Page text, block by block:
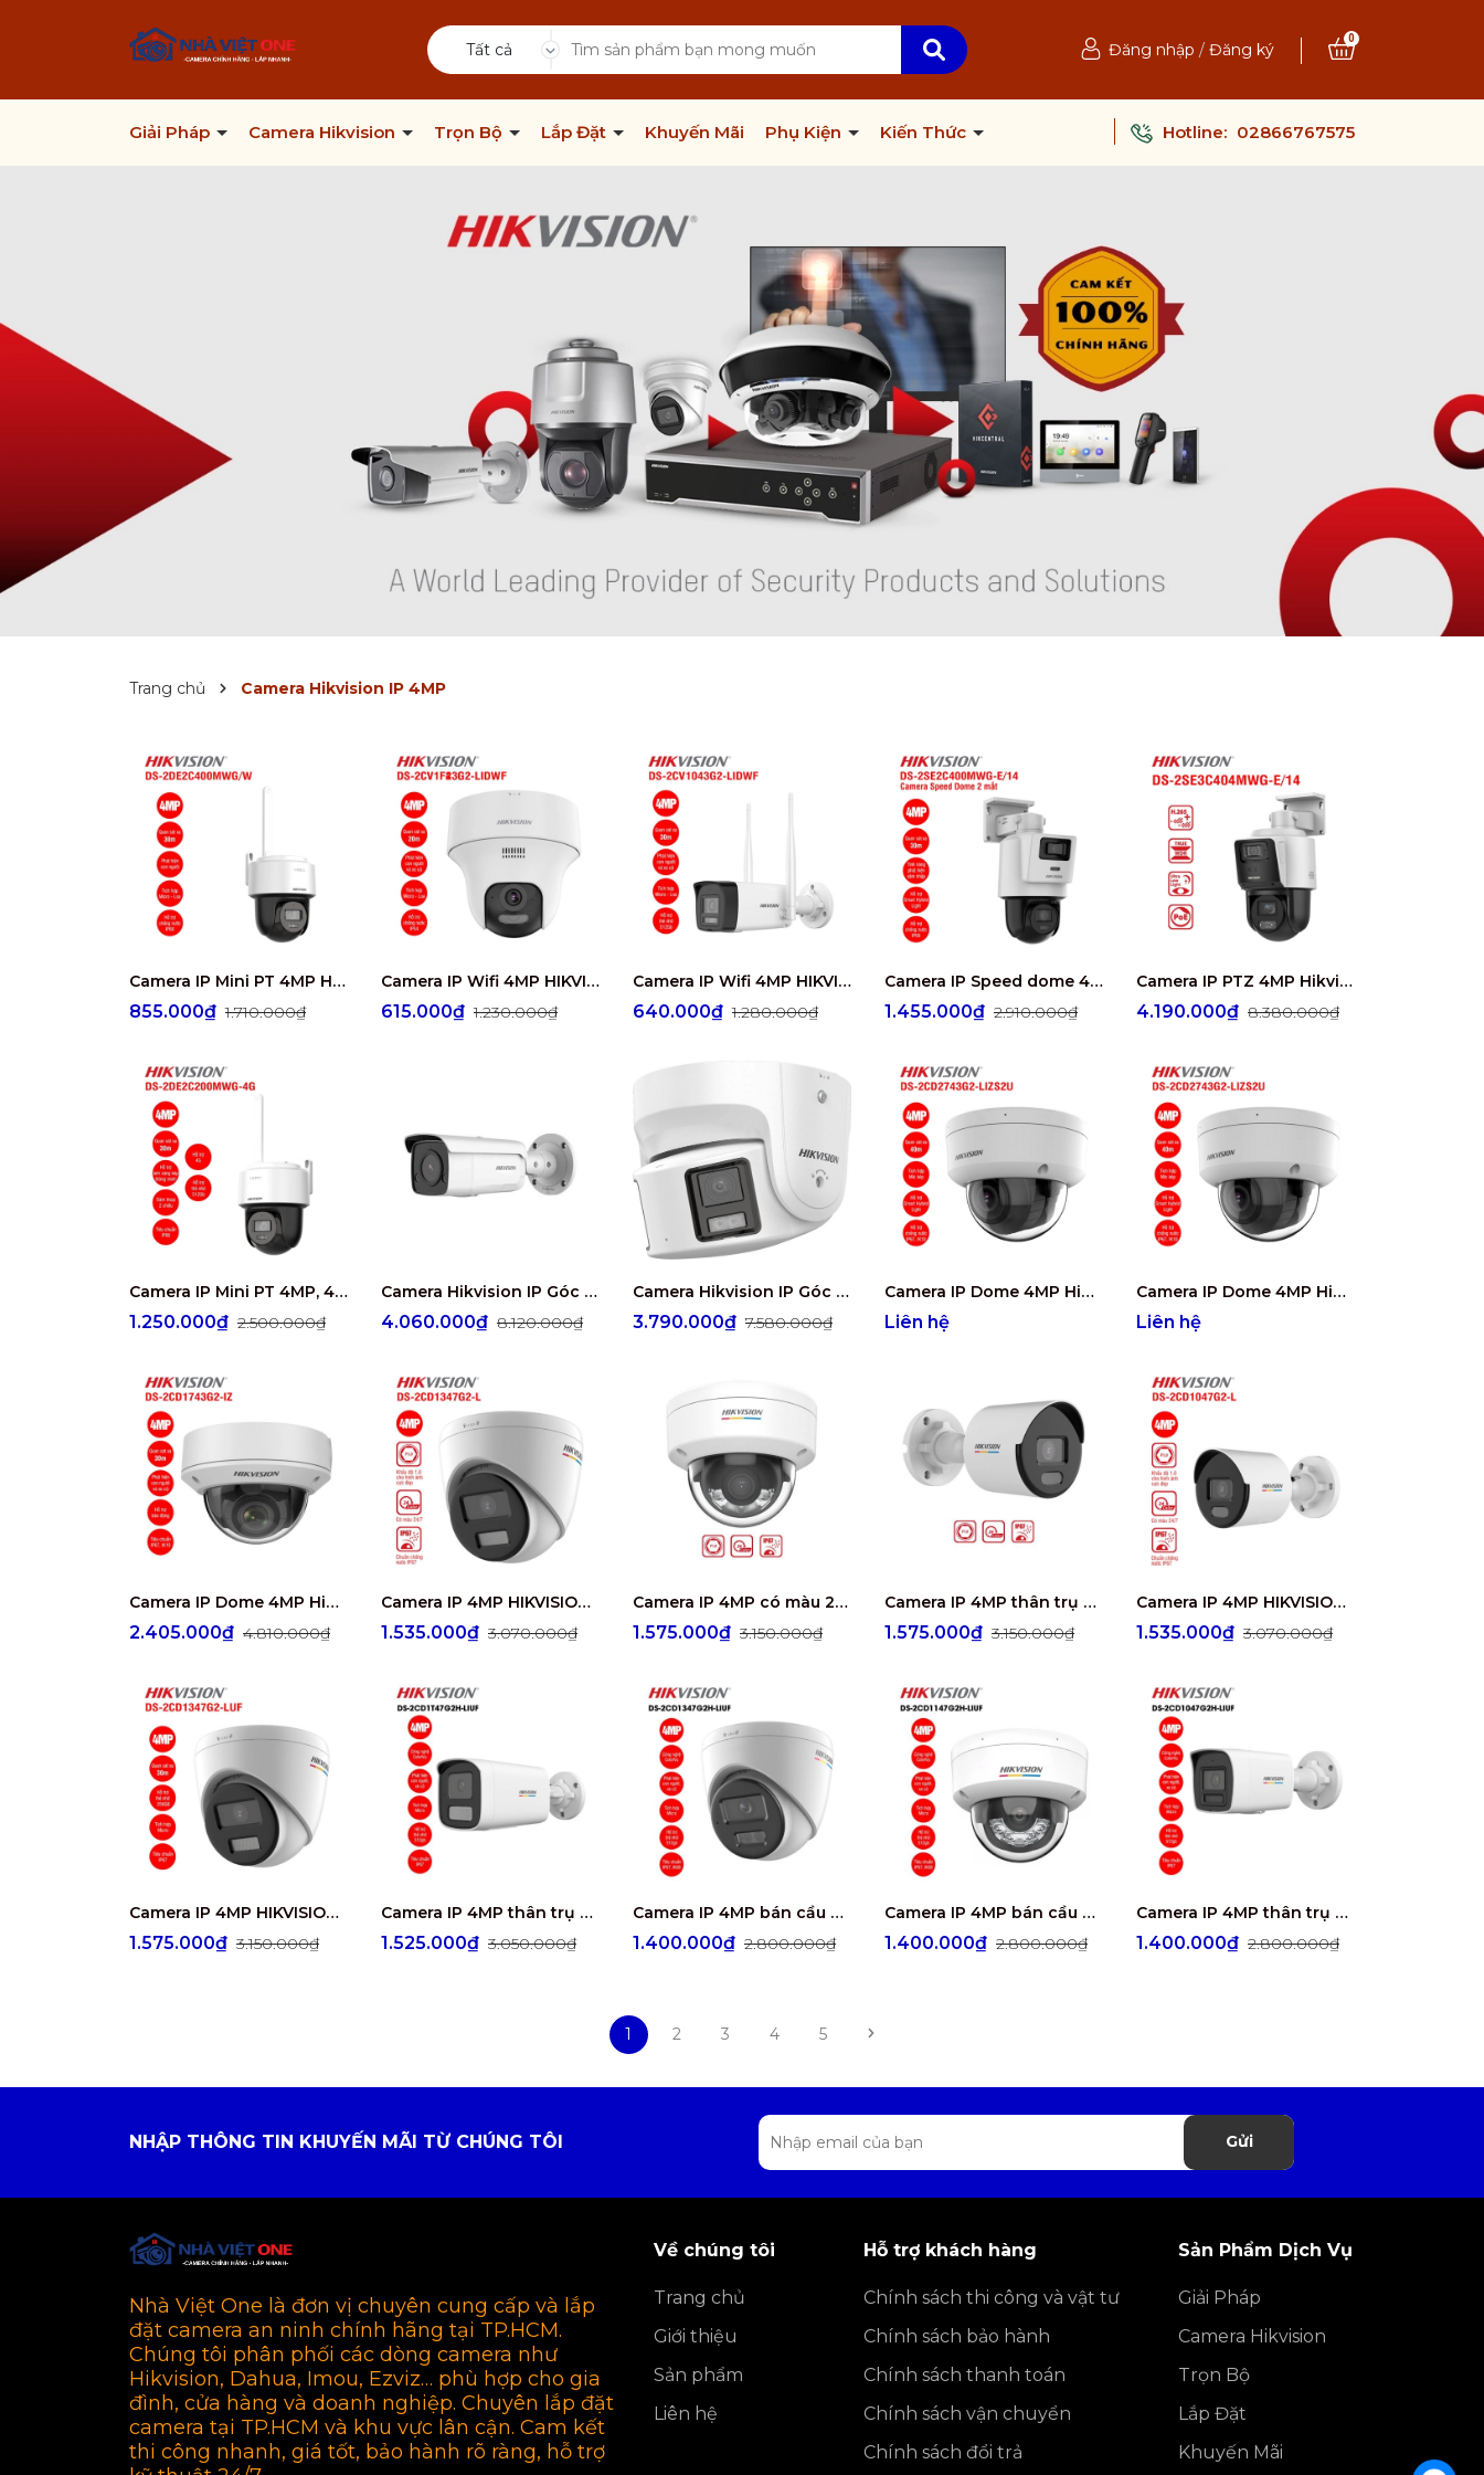
Tất cả Đăng nhập / Đăng ký
0
Giải Pháp Camera Hikvision Trọn Bộ Lắp Đặt Khuyến Mãi Phụ Kiện Kiến Thức Hotline: 02866767575
Trang chủ Camera Hikvision IP 4MP
Camera IP Mini PT 4MP HIKVISION DS-2DE2C400MWG/W
855.000₫1.710.000₫
Camera IP Wifi 4MP HIKVISION DS-2CV1F43G2-LIDWF
615.000₫1.230.000₫
Camera IP Wifi 4MP HIKVISION DS-2CV1043G2-LIDWF
640.000₫1.280.000₫
Camera IP Speed dome 4MP Hikvision DS-2SE2C400MWG-E/14
1.455.000₫ 2.910.000₫
Camera IP PTZ 4MP Hikvision DS-2SE3C404MWG-E/14
4.190.000₫ 8.380.000₫
Camera IP Mini PT 4MP, 4G HIKVISION DS-2DE2C400MWG-4G
1.250.000₫ 2.500.000₫
Camera Hikvision IP Góc Riêu Rộng 4MP HIKVISION DS-2CD2T46G2-ISU/SL
4.060.000₫ 8.120.000₫
Camera Hikvision IP Góc Siêu Rộng 4MP HIKVISION DS-2CD2346G2-ISU/SL
3.790.000₫ 7.580.000₫
Camera IP Dome 4MP Hikvision DS-2CD2743G2-LIZS2U
Liên hệ
Camera IP Dome 4MP Hikvision DS-2CD2743G2-LIZS2U
Liên hệ
Camera IP Dome 4MP Hikvision DS-2CD1743G2-IZ
2.405.000₫ 4.810.000₫
Camera IP 4MP HIKVISION DS-2CD1347G2-L
1.535.000₫ 3.070.000₫
Camera IP 4MP có màu 24/7 HIKVISION DS-2CD1147G2-LUF
1.575.000₫ 3.150.000₫
Camera IP 4MP thân trụ HIKVISION DS-2CD1047G2-LUF
1.575.000₫ 3.150.000₫
Camera IP 4MP HIKVISION DS-2CD1047G2-L
1.535.000₫ 3.070.000₫
Camera IP 4MP HIKVISION DS-2CD1347G2-LUF
1.575.000₫ 3.150.000₫
Camera IP 4MP thân trụ HIKVISION DS-2CD1T47G2H-LIUF
1.525.000₫ 3.050.000₫
Camera IP 4MP bán cầu HIKVISION DS-2CD1347G2H-LIUF
1.400.000₫ 2.800.000₫
Camera IP 4MP bán cầu HIKVISION DS-2CD1147G2H-LIUF
1.400.000₫ 2.800.000₫
Camera IP 4MP thân trụ HIKVISION DS-2CD1047G2H-LIUF
1.400.000₫ 2.800.000₫
1 2 3 4 5
NHẬP THÔNG TIN KHUYẾN MÃI TỪ CHÚNG TÔI Gửi
Nhà Việt One là đơn vị chuyên cung cấp và lắp
đặt camera an ninh chính hãng tại TP.HCM.
Chúng tôi phân phối các dòng camera như
Hikvision, Dahua, Imou, Ezviz… phù hợp cho gia
đình, cửa hàng và doanh nghiệp. Chuyên lắp đặt
camera tại TP.HCM và khu vực lân cận. Cam kết
thi công nhanh, giá tốt, bảo hành rõ ràng, hỗ trợ
Về chúng tôi
Trang chủ
Giới thiệu
Sản phẩm
Liên hệ
Hỗ trợ khách hàng
Chính sách thi công và vật tư
Chính sách bảo hành
Chính sách thanh toán
Chính sách vận chuyển
Chính sách đổi trả
Sản Phẩm Dịch Vụ
Giải Pháp
Camera Hikvision
Trọn Bộ
Lắp Đặt
Khuyến Mãi